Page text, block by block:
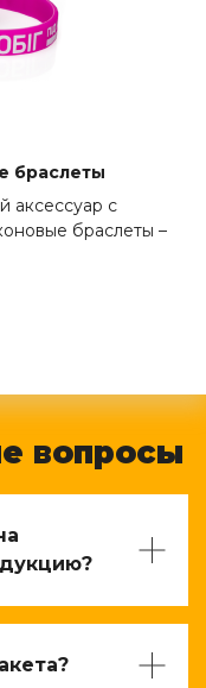
браслеты
аксессуар с
браслеты –
вопросы